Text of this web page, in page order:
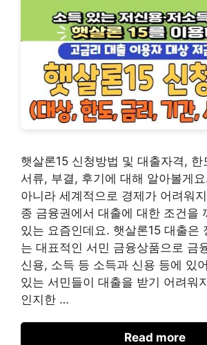
햇살론15 신청방법 및 대출자격,
서류, 부결, 후기에 대해 알아볼게
아니라 세계적으로 경제가 어려워
종 금융권에서 대출에 대한 조건을
있는 요즘인데요. 햇살론15 대출은
는 대표적인 서민 금융상품으로 금
신용, 소득 등 소득과 신용 등에 있
있는 서민들이 대출을 받기 어려워
인지한 …
Read more